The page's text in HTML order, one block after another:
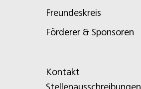
Freundeskreis
Förderer & Sponsoren
Kontakt